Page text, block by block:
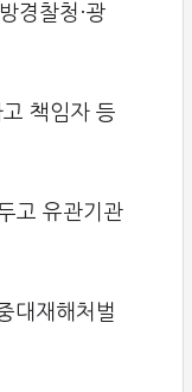
경찰청·광
책임자 등
고 유관기관
대재해처벌